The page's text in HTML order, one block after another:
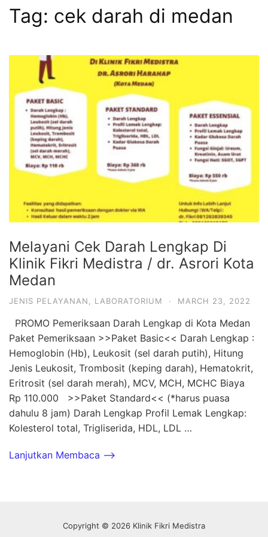
Tag: cek darah di medan
Melayani Cek Darah Lengkap Di
Klinik Fikri Medistra / dr. Asrori Kota
Medan
JENIS PELAYANAN LABORATORIUM · MARCH 23, 2022
PROMO Pemeriksaan Darah Lengkap di Kota Medan
Paket Pemeriksaan >>Paket Basic<< Darah Lengkap :
Hemoglobin (Hb), Leukosit (sel darah putih), Hitung
Jenis Leukosit, Trombosit (keping darah), Hematokrit,
Eritrosit (sel darah merah), MCV, MCH, MCHC Biaya
Rp 110.000 >>Paket Standard<< (*harus puasa
dahulu 8 jam) Darah Lengkap Profil Lemak Lengkap:
Kolesterol total, Trigliserida, HDL, LDL …
Lanjutkan Membaca -->
Copyright © 2026 Klinik Fikri Medistra